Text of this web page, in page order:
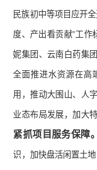
民族初中等项目应开全
度、产出看贡献”工作
妮集团、云南白药集
全面推进水资源在高
用，推动大围山、人
业态布局发展，加大
紧抓项目服务保障
识，加快盘活闲置土